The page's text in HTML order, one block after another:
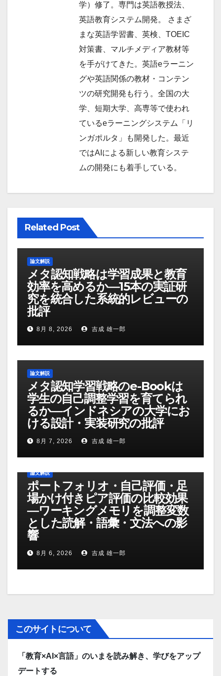
学）修了。専門は英語教授法、
英語教育システム開発。 さまざ
まな英語学習書、英検、TOEIC
対策書、マルチメディア教材等
を手がけてきた。英語eラーニン
グや英語関係の教材・コンテン
ツの研究開発も行う。全国の大
学、短期大学、高専等で使われ
ているeラーニングシステム「リ
ンガポルタ」も開発した。最近
ではAIによる新しい教育システ
ムの開発にも着手している。
Related Post
論文解説
メタ認知戦略は学習成果と教育
効率を高めるか―15本の実証研
究を統合した系統的レビューの
批評
8月 8, 2026 吉成 雄一郎
論文解説
メタ認知学習戦略のe-Bookは
学生の自己調整学習を育てられ
るか―インドネシアの大学にお
ける設計・実装研究の批評
8月 7, 2026 吉成 雄一郎
論文解説
ポートフォリオ・自己評価・足
場かけ付きピア評価の比較効果
―ワーキングメモリを調整変数
とした読解・語彙・文法への影
響
8月 6, 2026 吉成 雄一郎
このサイトについて
「教育×AI×言語」のいまを読み解き、学びをアップ
デートする